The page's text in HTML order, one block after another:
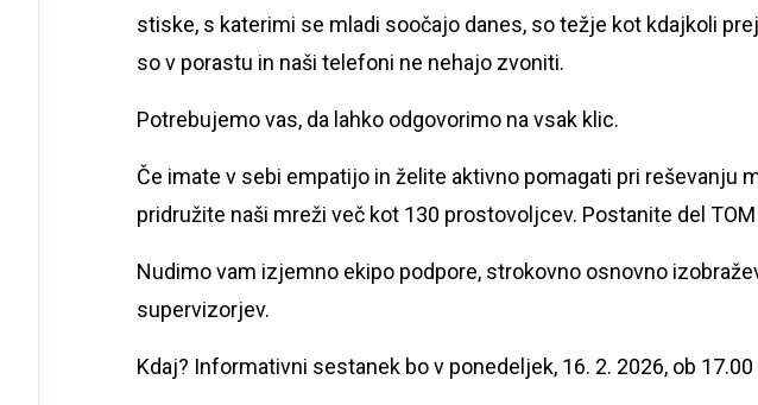
stiske, s katerimi se mladi soočajo danes, so težje kot kdajkoli
so v porastu in naši telefoni ne nehajo zvoniti.
Potrebujemo vas, da lahko odgovorimo na vsak klic.
Če imate v sebi empatijo in želite aktivno pomagati pri reševanju
pridružite naši mreži več kot 130 prostovoljcev. Postanite del
Nudimo vam izjemno ekipo podpore, strokovno osnovno
supervizorjev.
Kdaj? Informativni sestanek bo v ponedeljek, 16. 2. 2026, ob